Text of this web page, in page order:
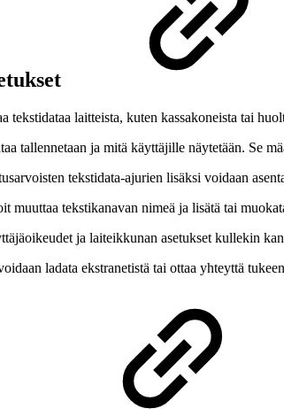
tekstidataa laitteista, kuten kassakoneista tai
tallennetaan ja mitä käyttäjille näytetään. Se
tekstidata-ajurien lisäksi voidaan
muuttaa tekstikanavan nimeä ja lisätä tai
ja laiteikkunan asetukset kullekin
ladata ekstranetistä tai ottaa yhteyttä